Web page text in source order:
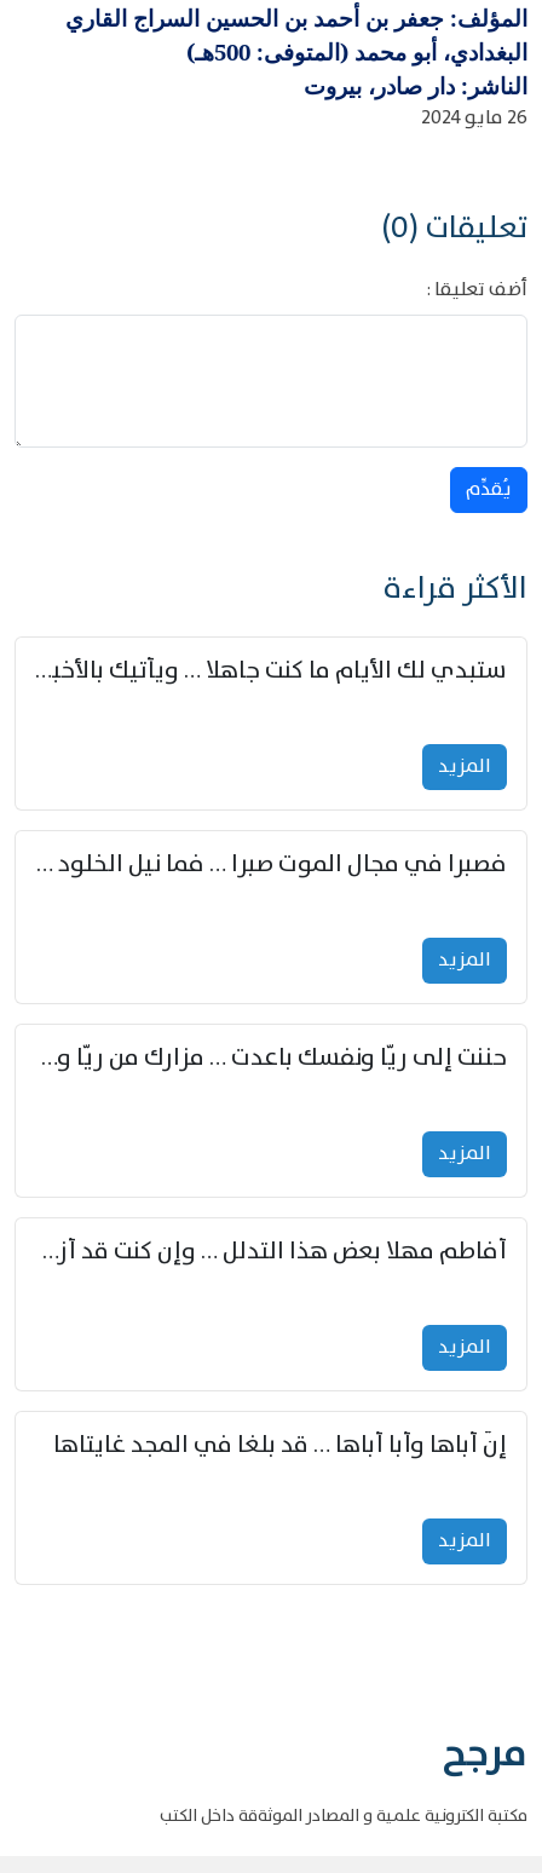
المؤلف: جعفر بن أحمد بن الحسين السراج القاري
البغدادي، أبو محمد (المتوفى: 500هـ)
الناشر: دار صادر، بيروت
26 مايو 2024
تعليقات (0)
أضف تعليقا :
يُقدِّم
الأكثر قراءة
ستبدي لك الأيام ما كنت جاهلا … ويأتيك بالأخبار من لم تزوّد
المزید
فصبرا في مجال الموت صبرا … فما نيل الخلود بمستطاع
المزید
حننت إلى ريّا ونفسك باعدت … مزارك من ريّا وشعباكما معا
المزید
أفاطم مهلا بعض هذا التدلل … وإن كنت قد أزمعت صرمي فأجملي
المزید
إنّ أباها وأبا أباها … قد بلغا في المجد غايتاها
المزید
مرجح
مكتبة الكترونية علمية و المصادر الموثةقة داخل الكتب